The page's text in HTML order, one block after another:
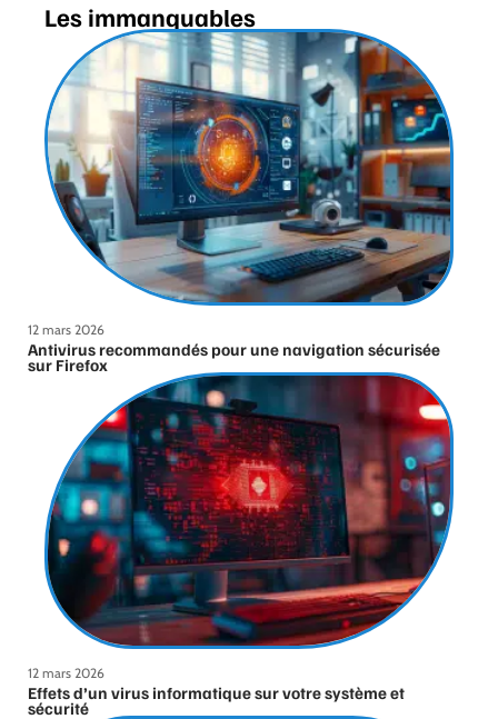
Les immanquables
12 mars 2026
Antivirus recommandés pour une navigation sécurisée
sur Firefox
12 mars 2026
Effets d’un virus informatique sur votre système et
sécurité